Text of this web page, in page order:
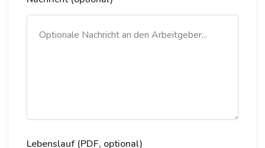
Lebenslauf (PDF, optional)